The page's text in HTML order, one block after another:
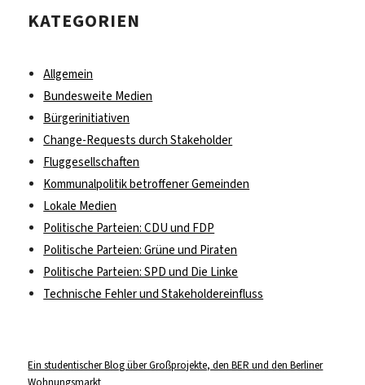
KATEGORIEN
Allgemein
Bundesweite Medien
Bürgerinitiativen
Change-Requests durch Stakeholder
Fluggesellschaften
Kommunalpolitik betroffener Gemeinden
Lokale Medien
Politische Parteien: CDU und FDP
Politische Parteien: Grüne und Piraten
Politische Parteien: SPD und Die Linke
Technische Fehler und Stakeholdereinfluss
Ein studentischer Blog über Großprojekte, den BER und den Berliner